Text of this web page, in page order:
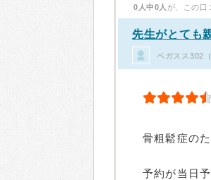
0人中0人 が、この口
先生がとても
ペガスス302
骨粗鬆症の
予約が当日